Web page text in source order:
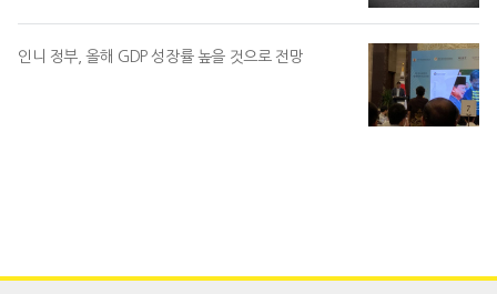
인니 정부, 올해 GDP 성장률 높을 것으로 전망